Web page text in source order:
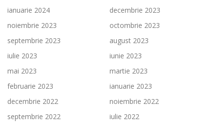
ianuarie 2024
decembrie 2023
noiembrie 2023
octombrie 2023
septembrie 2023
august 2023
iulie 2023
iunie 2023
mai 2023
martie 2023
februarie 2023
ianuarie 2023
decembrie 2022
noiembrie 2022
septembrie 2022
iulie 2022